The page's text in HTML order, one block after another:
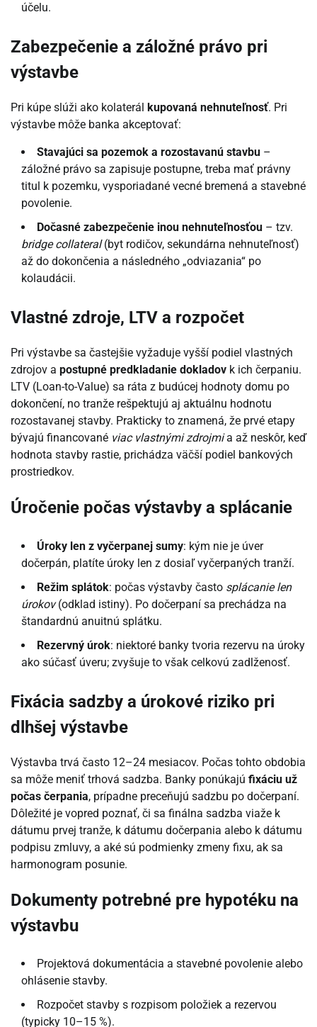
účelu.
Zabezpečenie a záložné právo pri
výstavbe
Pri kúpe slúži ako kolaterál kupovaná nehnuteľnosť. Pri
výstavbe môže banka akceptovať:
Stavajúci sa pozemok a rozostavanú stavbu –
záložné právo sa zapisuje postupne, treba mať právny
titul k pozemku, vysporiadané vecné bremená a stavebné
povolenie.
Dočasné zabezpečenie inou nehnuteľnosťou – tzv.
bridge collateral(byt rodičov, sekundárna nehnuteľnosť)
až do dokončenia a následného „odviazania“ po
kolaudácii.
Vlastné zdroje, LTV a rozpočet
Pri výstavbe sa častejšie vyžaduje vyšší podiel vlastných
zdrojov a postupné predkladanie dokladov k ich čerpaniu.
LTV (Loan-to-Value) sa ráta z budúcej hodnoty domu po
dokončení, no tranže rešpektujú aj aktuálnu hodnotu
rozostavanej stavby. Prakticky to znamená, že prvé etapy
bývajú financované viac vlastnými zdrojmia až neskôr, keď
hodnota stavby rastie, prichádza väčší podiel bankových
prostriedkov.
Úročenie počas výstavby a splácanie
Úroky len z vyčerpanej sumy: kým nie je úver
dočerpán, platíte úroky len z dosiaľ vyčerpaných tranží.
Režim splátok: počas výstavby často splácanie len
úrokov(odklad istiny). Po dočerpaní sa prechádza na
štandardnú anuitnú splátku.
Rezervný úrok: niektoré banky tvoria rezervu na úroky
ako súčasť úveru; zvyšuje to však celkovú zadlženosť.
Fixácia sadzby a úrokové riziko pri
dlhšej výstavbe
Výstavba trvá často 12–24 mesiacov. Počas tohto obdobia
sa môže meniť trhová sadzba. Banky ponúkajú fixáciu už
počas čerpania, prípadne preceňujú sadzbu po dočerpaní.
Dôležité je vopred poznať, či sa finálna sadzba viaže k
dátumu prvej tranže, k dátumu dočerpania alebo k dátumu
podpisu zmluvy, a aké sú podmienky zmeny fixu, ak sa
harmonogram posunie.
Dokumenty potrebné pre hypotéku na
výstavbu
Projektová dokumentácia a stavebné povolenie alebo
ohlásenie stavby.
Rozpočet stavby s rozpisom položiek a rezervou
(typicky 10–15 %).